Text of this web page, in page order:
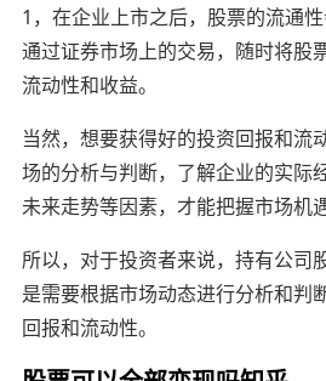
1，在企业上市之后，股票的流通
通过证券市场上的交易，随时将股
流动性和收益。
当然，想要获得好的投资回报和流
场的分析与判断，了解企业的实际
未来走势等因素，才能把握市场机遇
所以，对于投资者来说，持有公司
是需要根据市场动态进行分析和判
回报和流动性。